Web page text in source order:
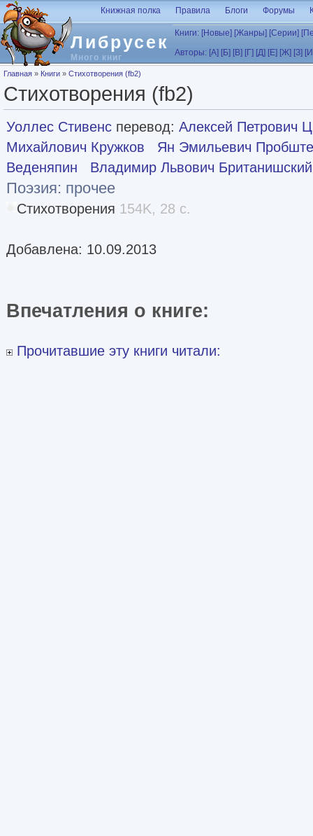
Перейти к основному содержанию
Либрусек
Много книг
Книжная полка Правила Блоги Форумы
Книги: [Новые] [Жанры] [Серии]
Авторы: [А] [Б] [В] [Г] [Д] [Е] [Ж] [З]
Вы здесь
Главная » Книги » Стихотворения (fb2)
Стихотворения (fb2)
Уоллес Стивенс перевод: Алексей Петрович
Михайлович Кружков
Ян Эмильевич
Веденяпин
Владимир Львович Британишский
Поэзия: прочее
Стихотворения 154K, 28 с.
Добавлена: 10.09.2013
Впечатления о книге:
Прочитавшие эту книги читали: